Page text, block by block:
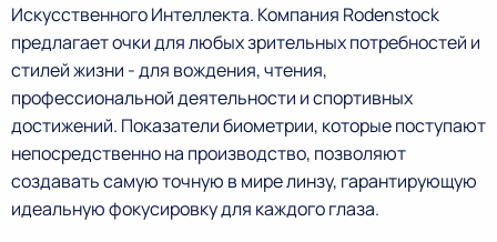
Искусственного Интеллекта. Компания Rodenstock
предлагает очки для любых зрительных потребностей и
стилей жизни - для вождения, чтения,
профессиональной деятельности и спортивных
достижений. Показатели биометрии, которые поступают
непосредственно на производство, позволяют
создавать самую точную в мире линзу, гарантирующую
идеальную фокусировку для каждого глаза.